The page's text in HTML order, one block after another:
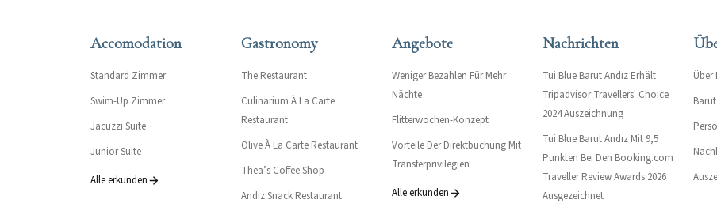
Accomodation
Standard Zimmer
Swim-Up Zimmer
Jacuzzi Suite
Junior Suite
Alle erkunden
Gastronomy
The Restaurant
Culinarium À La Carte
Restaurant
Olive À La Carte Restaurant
Thea’s Coffee Shop
Andız Snack Restaurant
Angebote
Weniger Bezahlen Für Mehr
Nächte
Flitterwochen-Konzept
Vorteile Der Direktbuchung Mit
Transferprivilegien
Alle erkunden
Nachrichten
Tui Blue Barut Andız Erhält
Tripadvisor Travellers' Choice
2024 Auszeichnung
Tui Blue Barut Andız Mit 9,5
Punkten Bei Den Booking.com
Traveller Review Awards 2026
Ausgezeichnet
Über